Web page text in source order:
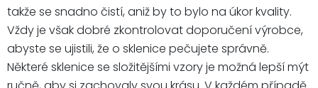
takže se snadno čistí, aniž by to bylo na úkor kvality.
Vždy je však dobré zkontrolovat doporučení výrobce,
abyste se ujistili, že o sklenice pečujete správně.
Některé sklenice se složitějšími vzory je možná lepší mýt